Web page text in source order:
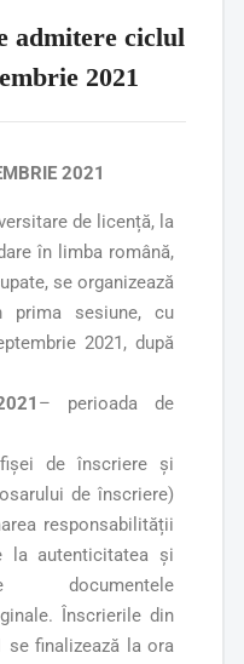
admitere ciclul
2021
2021
de licență, la
în limba română,
se organizează
sesiune, cu
2021, după
– perioada de
de înscriere și
de înscriere)
responsabilității
la autenticitatea și
documentele
Înscrierile din
se finalizează la ora